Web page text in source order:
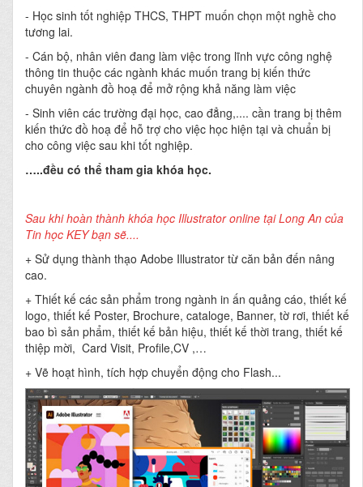
- Học sinh tốt nghiệp THCS, THPT muốn chọn một nghề cho
tương lai.
- Cán bộ, nhân viên đang làm việc trong lĩnh vực công nghệ
thông tin thuộc các ngành khác muốn trang bị kiến thức
chuyên ngành đồ hoạ để mở rộng khả năng làm việc
- Sinh viên các trường đại học, cao đẳng,.... cần trang bị thêm
kiến thức đồ hoạ để hỗ trợ cho việc học hiện tại và chuẩn bị
cho công việc sau khi tốt nghiệp.
…..đều có thể tham gia khóa học.
Sau khi hoàn thành khóa học Illustrator online tại Long An của
Tin học KEY bạn sẽ....
+ Sử dụng thành thạo Adobe Illustrator từ căn bản đến nâng
cao.
+ Thiết kế các sản phẩm trong ngành in ấn quảng cáo, thiết kế
logo, thiết kế Poster, Brochure, cataloge, Banner, tờ rơi, thiết kế
bao bì sản phẩm, thiết kế bản hiệu, thiết kế thời trang, thiết kế
thiệp mời, Card Visit, Profile,CV ,…
+ Vẽ hoạt hình, tích hợp chuyển động cho Flash...